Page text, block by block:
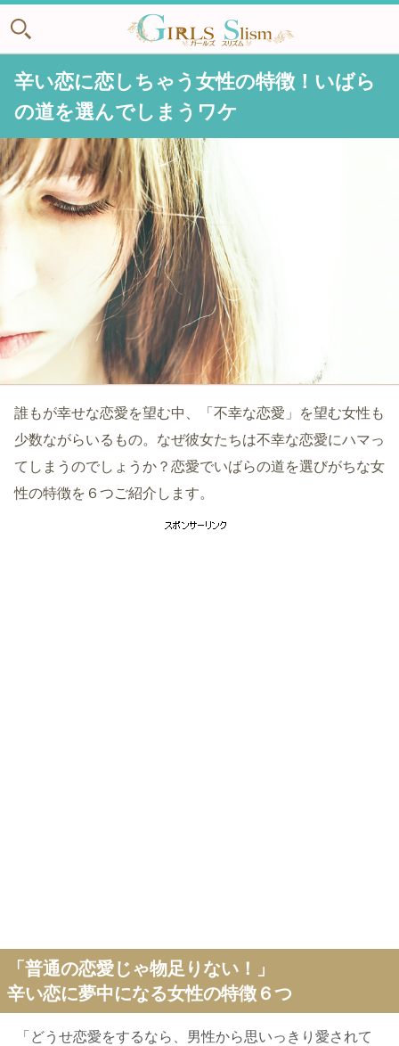
辛い恋に恋しちゃう女性の特徴！いばら
の道を選んでしまうワケ
誰もが幸せな恋愛を望む中、「不幸な恋愛」を望む女性も
少数ながらいるもの。なぜ彼女たちは不幸な恋愛にハマっ
てしまうのでしょうか？恋愛でいばらの道を選びがちな女
性の特徴を６つご紹介します。
「普通の恋愛じゃ物足りない！」
辛い恋に夢中になる女性の特徴６つ
「どうせ恋愛をするなら、男性から思いっきり愛されて